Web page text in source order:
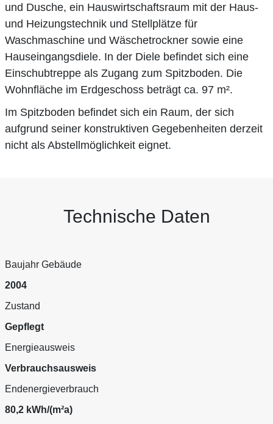
und Dusche, ein Hauswirtschaftsraum mit der Haus-
und Heizungstechnik und Stellplätze für
Waschmaschine und Wäschetrockner sowie eine
Hauseingangsdiele. In der Diele befindet sich eine
Einschubtreppe als Zugang zum Spitzboden. Die
Wohnfläche im Erdgeschoss beträgt ca. 97 m².
Im Spitzboden befindet sich ein Raum, der sich
aufgrund seiner konstruktiven Gegebenheiten derzeit
nicht als Abstellmöglichkeit eignet.
Technische Daten
Baujahr Gebäude
2004
Zustand
Gepflegt
Energieausweis
Verbrauchsausweis
Endenergieverbrauch
80,2 kWh/(m²a)